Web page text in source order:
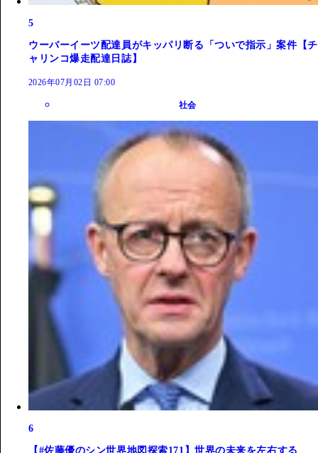
5
ウーバーイーツ配達員がキッパリ断る「ついで指示」案件【チ
ャリンコ爆走配達日誌】
2026年07月02日 07:00
社会
6
【#佐藤優のシン世界地図探索171】世界の未来を左右する